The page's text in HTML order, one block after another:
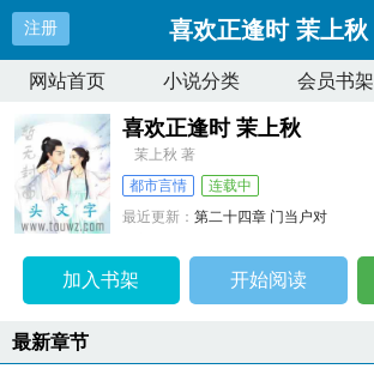
注册 喜欢正逢时 茉上秋
网站首页 小说分类 会员书架
喜欢正逢时 茉上秋
茉上秋 著
都市言情
连载中
最近更新：第二十四章 门当户对
加入书架 开始阅读
最新章节